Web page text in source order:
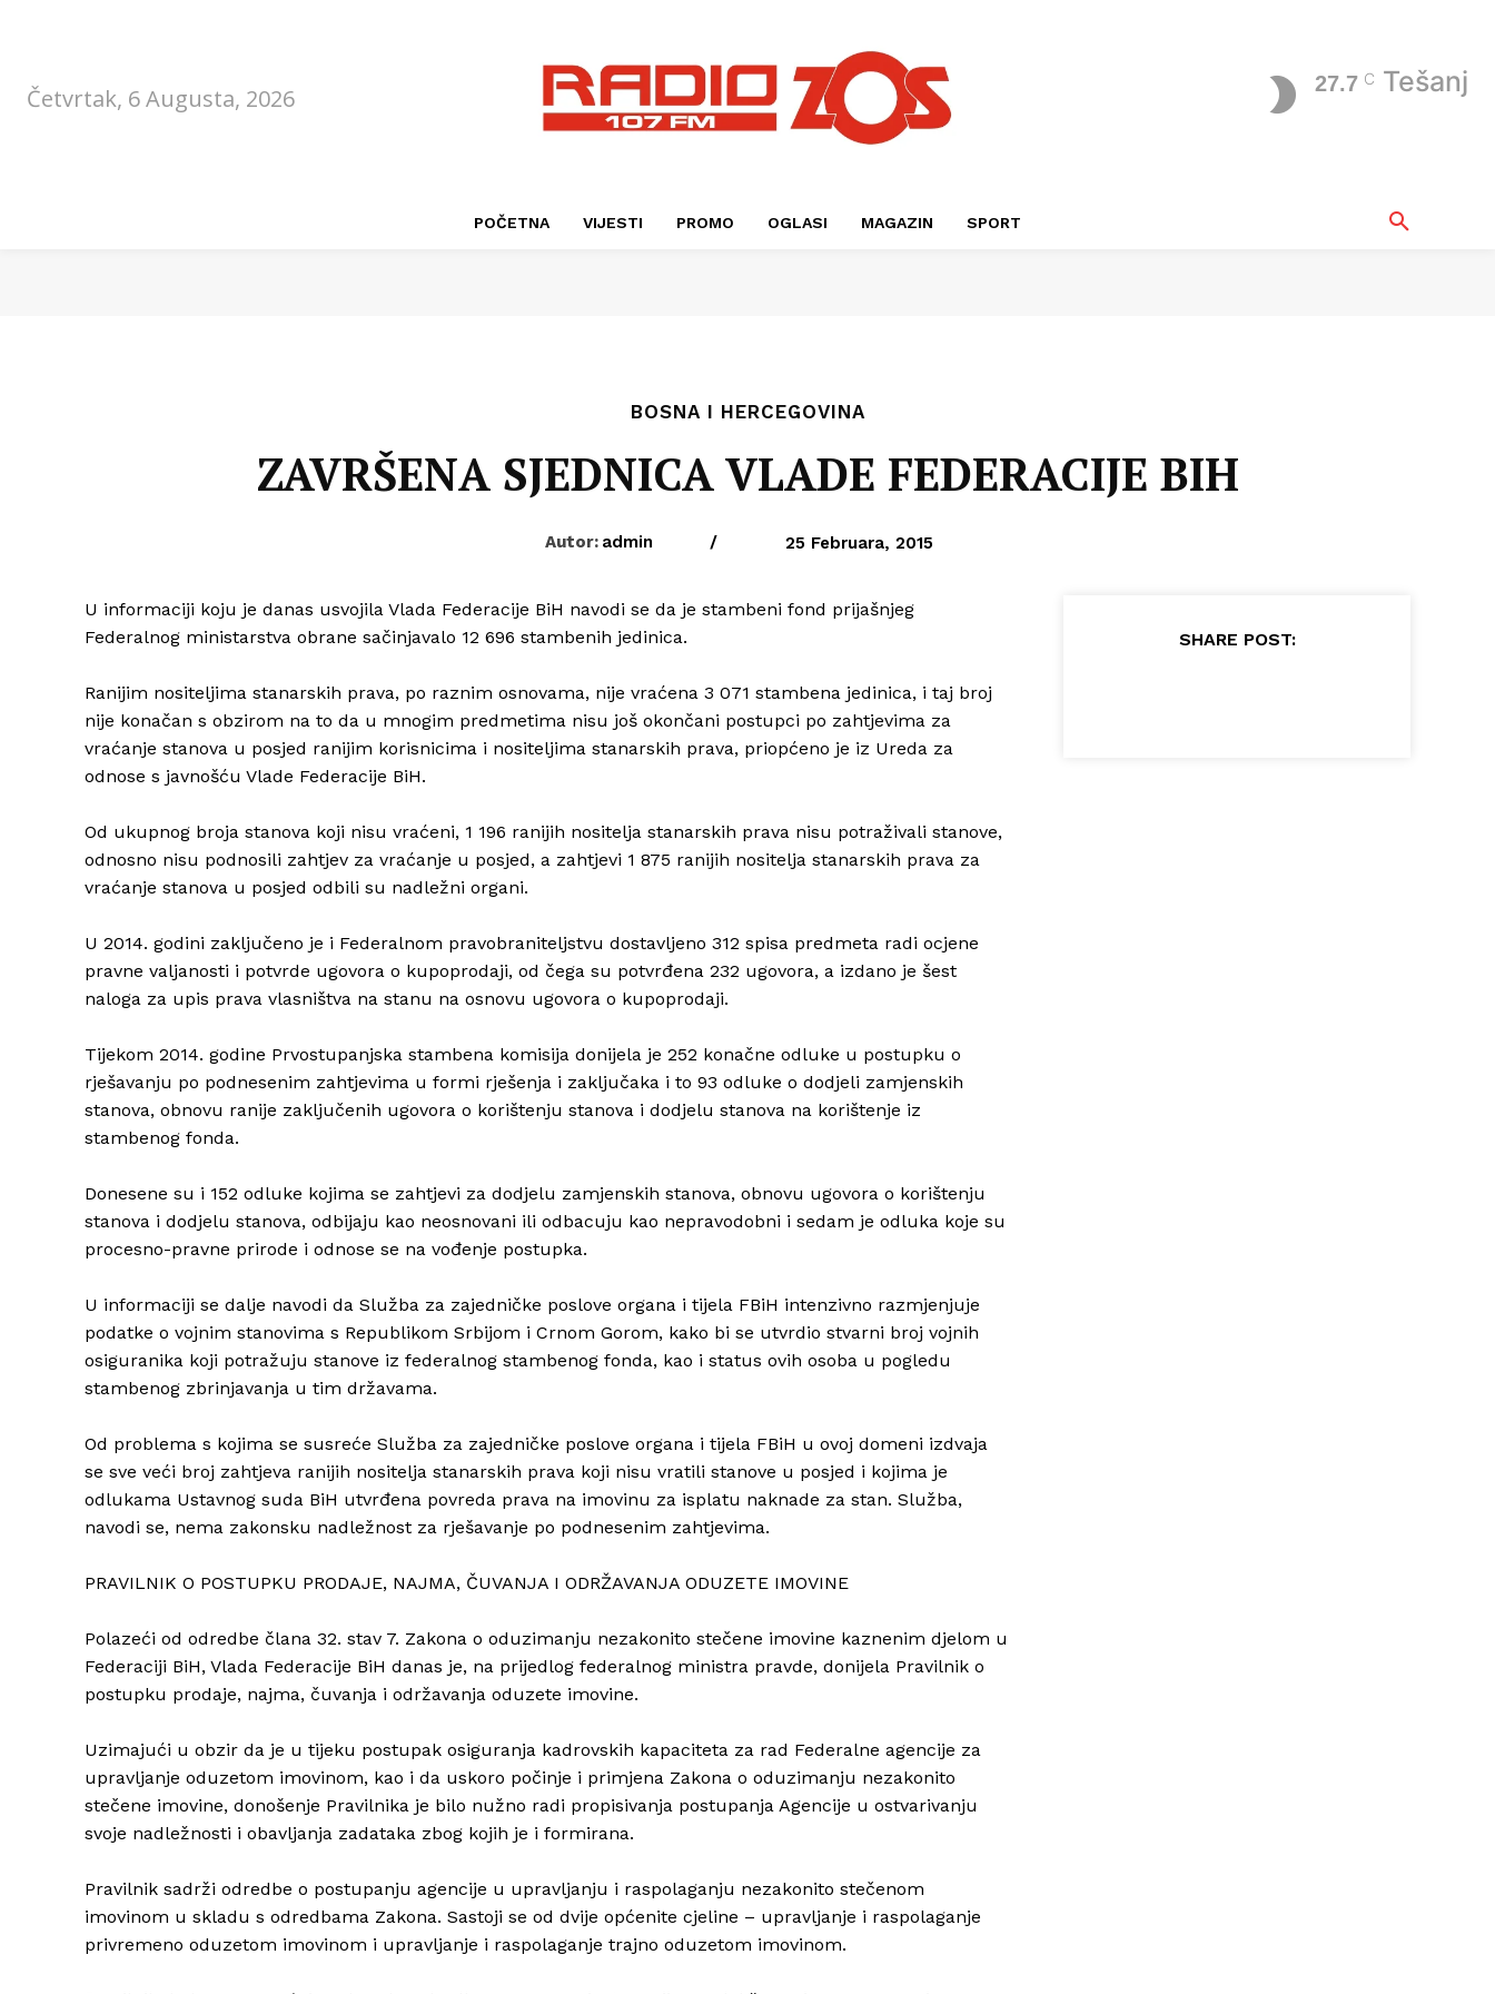
Četvrtak, 6 Augusta, 2026
27.7 C Tešanj
POČETNA VIJESTI PROMO OGLASI MAGAZIN SPORT
BOSNA I HERCEGOVINA
ZAVRŠENA SJEDNICA VLADE FEDERACIJE BIH
Autor: admin / 25 Februara, 2015
U informaciji koju je danas usvojila Vlada Federacije BiH navodi se da je stambeni fond prijašnjeg
Federalnog ministarstva obrane sačinjavalo 12 696 stambenih jedinica.
Ranijim nositeljima stanarskih prava, po raznim osnovama, nije vraćena 3 071 stambena jedinica, i taj broj
nije konačan s obzirom na to da u mnogim predmetima nisu još okončani postupci po zahtjevima za
vraćanje stanova u posjed ranijim korisnicima i nositeljima stanarskih prava, priopćeno je iz Ureda za
odnose s javnošću Vlade Federacije BiH.
Od ukupnog broja stanova koji nisu vraćeni, 1 196 ranijih nositelja stanarskih prava nisu potraživali stanove,
odnosno nisu podnosili zahtjev za vraćanje u posjed, a zahtjevi 1 875 ranijih nositelja stanarskih prava za
vraćanje stanova u posjed odbili su nadležni organi.
U 2014. godini zaključeno je i Federalnom pravobraniteljstvu dostavljeno 312 spisa predmeta radi ocjene
pravne valjanosti i potvrde ugovora o kupoprodaji, od čega su potvrđena 232 ugovora, a izdano je šest
naloga za upis prava vlasništva na stanu na osnovu ugovora o kupoprodaji.
Tijekom 2014. godine Prvostupanjska stambena komisija donijela je 252 konačne odluke u postupku o
rješavanju po podnesenim zahtjevima u formi rješenja i zaključaka i to 93 odluke o dodjeli zamjenskih
stanova, obnovu ranije zaključenih ugovora o korištenju stanova i dodjelu stanova na korištenje iz
stambenog fonda.
Donesene su i 152 odluke kojima se zahtjevi za dodjelu zamjenskih stanova, obnovu ugovora o korištenju
stanova i dodjelu stanova, odbijaju kao neosnovani ili odbacuju kao nepravodobni i sedam je odluka koje su
procesno-pravne prirode i odnose se na vođenje postupka.
U informaciji se dalje navodi da Služba za zajedničke poslove organa i tijela FBiH intenzivno razmjenjuje
podatke o vojnim stanovima s Republikom Srbijom i Crnom Gorom, kako bi se utvrdio stvarni broj vojnih
osiguranika koji potražuju stanove iz federalnog stambenog fonda, kao i status ovih osoba u pogledu
stambenog zbrinjavanja u tim državama.
Od problema s kojima se susreće Služba za zajedničke poslove organa i tijela FBiH u ovoj domeni izdvaja
se sve veći broj zahtjeva ranijih nositelja stanarskih prava koji nisu vratili stanove u posjed i kojima je
odlukama Ustavnog suda BiH utvrđena povreda prava na imovinu za isplatu naknade za stan. Služba,
navodi se, nema zakonsku nadležnost za rješavanje po podnesenim zahtjevima.
PRAVILNIK O POSTUPKU PRODAJE, NAJMA, ČUVANJA I ODRŽAVANJA ODUZETE IMOVINE
Polazeći od odredbe člana 32. stav 7. Zakona o oduzimanju nezakonito stečene imovine kaznenim djelom u
Federaciji BiH, Vlada Federacije BiH danas je, na prijedlog federalnog ministra pravde, donijela Pravilnik o
postupku prodaje, najma, čuvanja i održavanja oduzete imovine.
Uzimajući u obzir da je u tijeku postupak osiguranja kadrovskih kapaciteta za rad Federalne agencije za
upravljanje oduzetom imovinom, kao i da uskoro počinje i primjena Zakona o oduzimanju nezakonito
stečene imovine, donošenje Pravilnika je bilo nužno radi propisivanja postupanja Agencije u ostvarivanju
svoje nadležnosti i obavljanja zadataka zbog kojih je i formirana.
Pravilnik sadrži odredbe o postupanju agencije u upravljanju i raspolaganju nezakonito stečenom
imovinom u skladu s odredbama Zakona. Sastoji se od dvije općenite cjeline – upravljanje i raspolaganje
privremeno oduzetom imovinom i upravljanje i raspolaganje trajno oduzetom imovinom.
SHARE POST: